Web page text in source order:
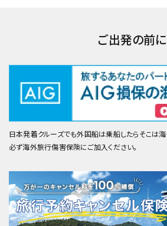
ご出発の前に
日本発着クルーズでも外国船は乗船したらそこは海
必ず海外旅行傷害保険にご加入ください。